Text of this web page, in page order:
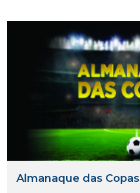
Almanaque das Copas